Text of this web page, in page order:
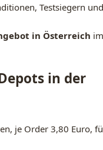
Testsiegern und
in Österreich im
in der
je Order 3,80 Euro,